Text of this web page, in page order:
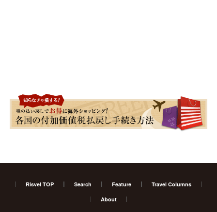
Risvel TOP Search Feature Travel Columns
About